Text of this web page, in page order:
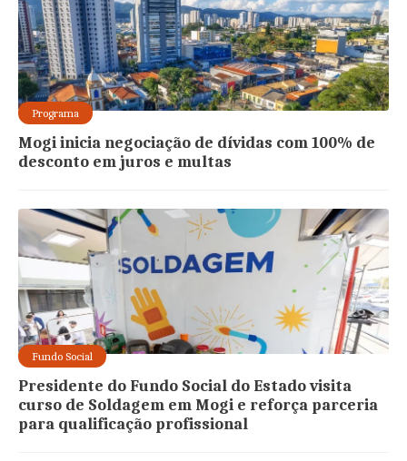
Programa
Mogi inicia negociação de dívidas com 100% de
desconto em juros e multas
Fundo Social
Presidente do Fundo Social do Estado visita
curso de Soldagem em Mogi e reforça parceria
para qualificação profissional